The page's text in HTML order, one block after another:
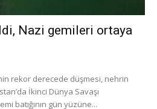
Nazi gemileri ortaya
rekor derecede düşmesi, nehrin
İkinci Dünya Savaşı
batığının gün yüzüne...